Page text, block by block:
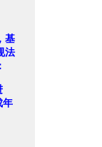
基
法
年